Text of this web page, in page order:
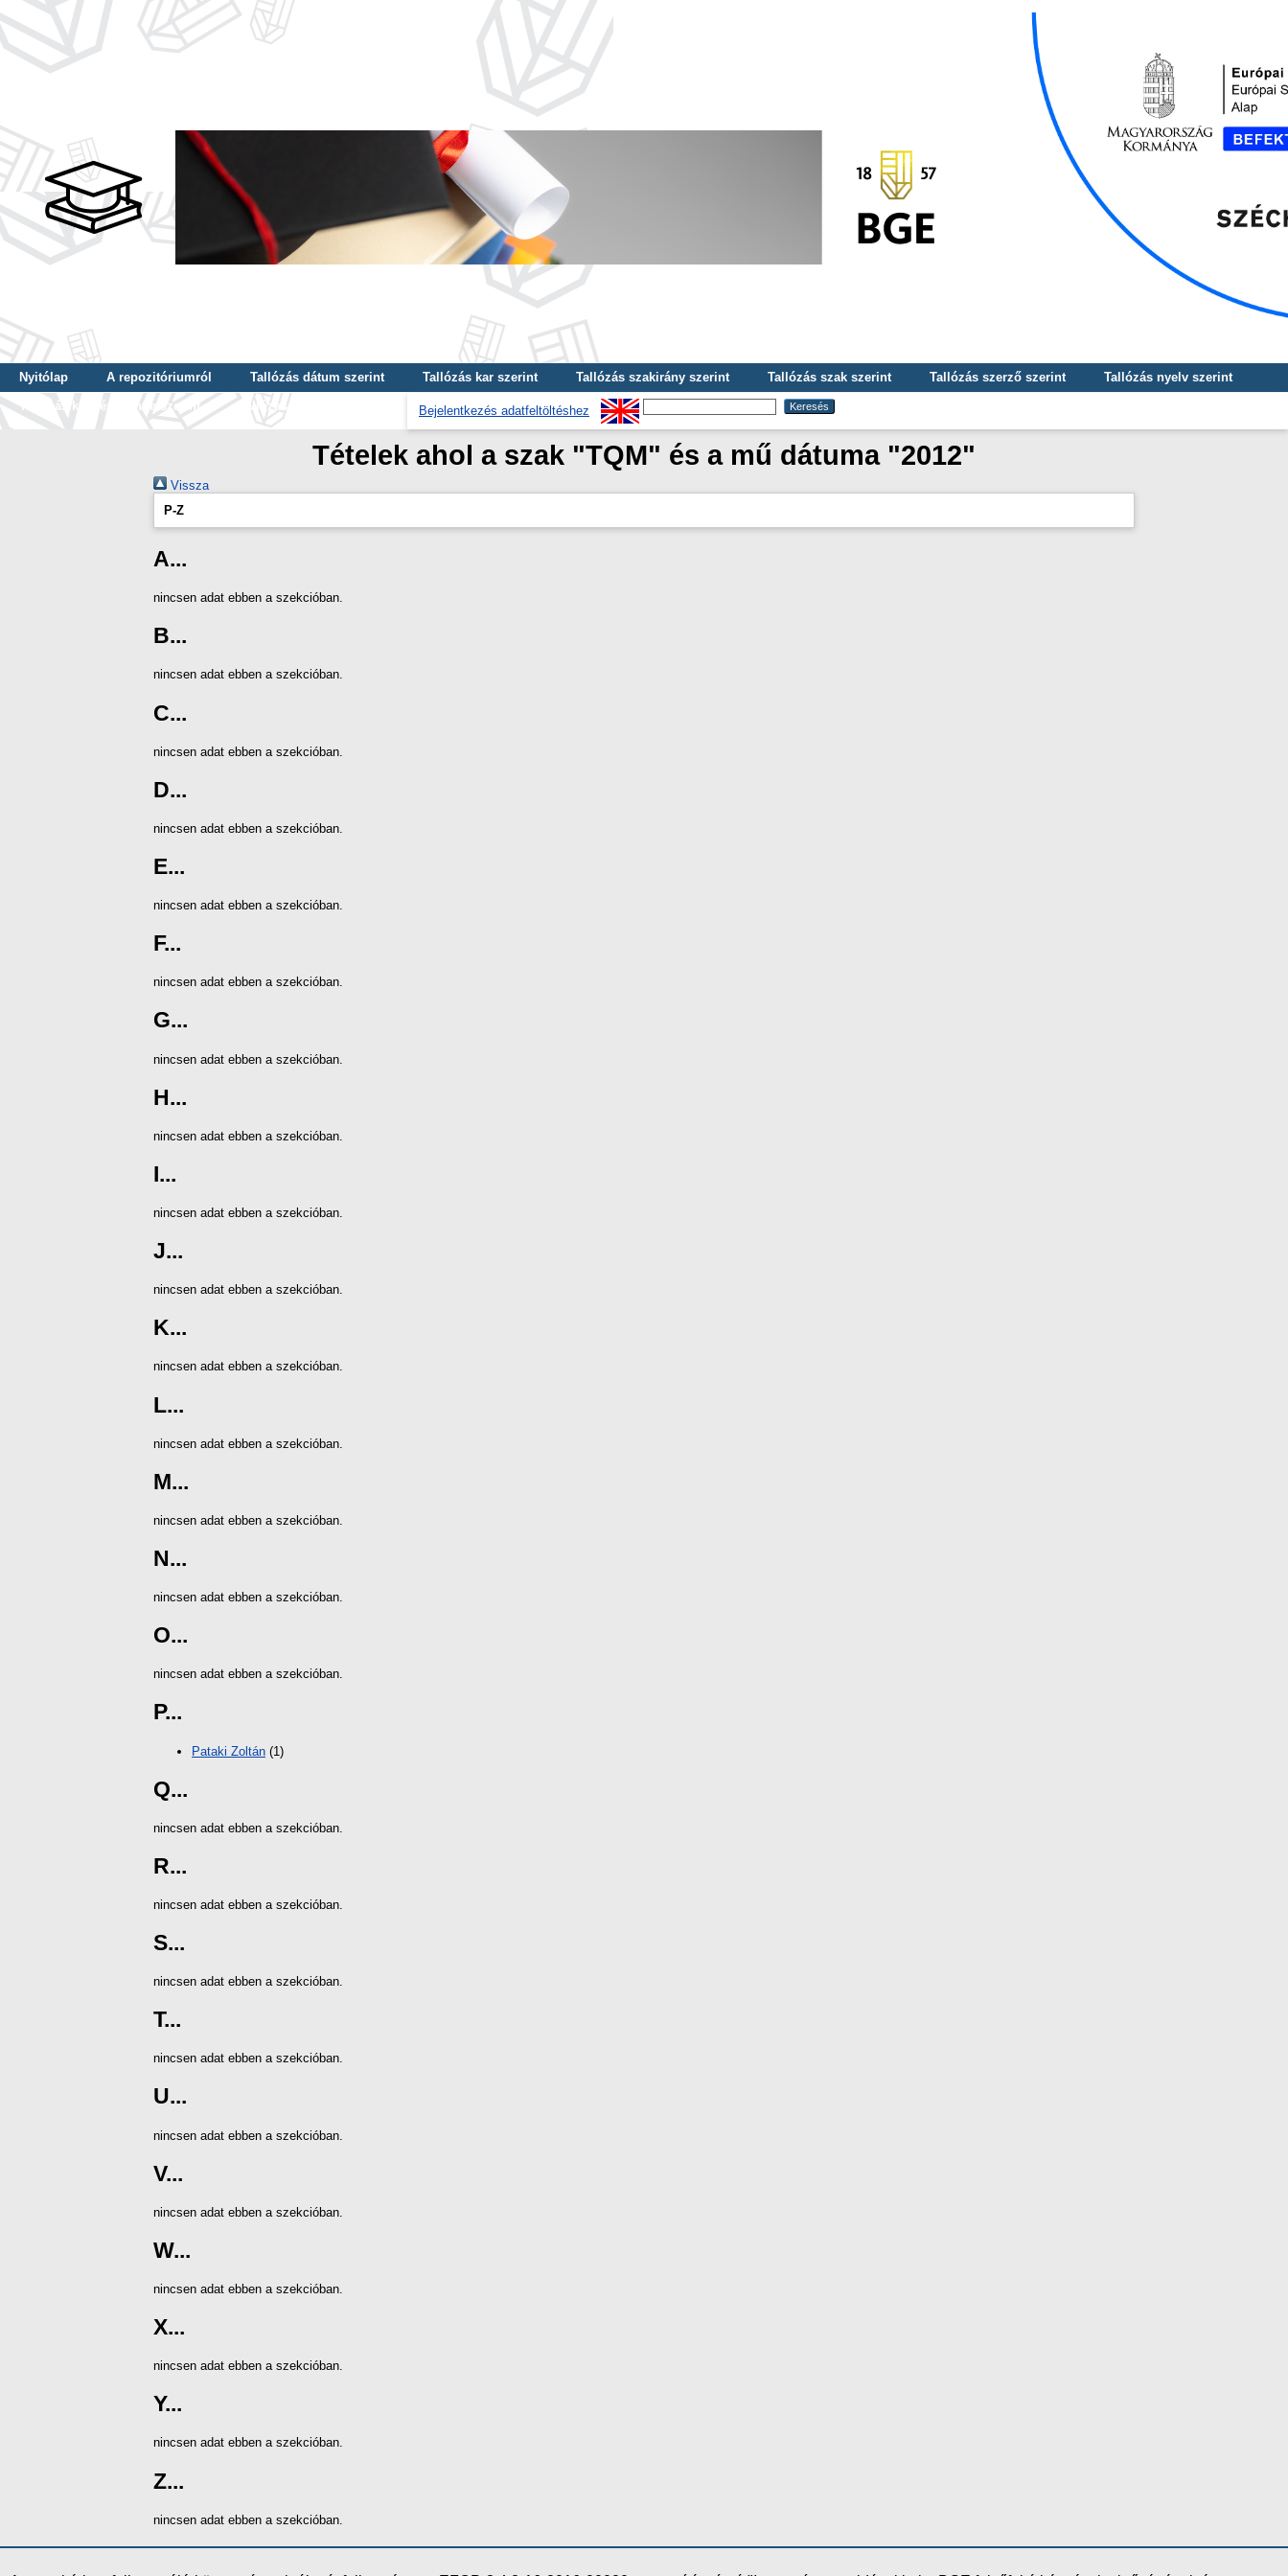
Nyitólap A repozitóriumról Tallózás dátum szerint Tallózás kar szerint Tallózás szakirány szerint Tallózás szak szerint Tallózás szerző szerint
Tallózás nyelv szerint
Tallózás képzés szintje szerint
Tallózás kulcsszó szerint Bejelentkezés adatfeltöltéshez
Tételek ahol a szak "TQM" és a mű dátuma "2012"
Vissza
P-Z
A...
nincsen adat ebben a szekcióban.
B...
nincsen adat ebben a szekcióban.
C...
nincsen adat ebben a szekcióban.
D...
nincsen adat ebben a szekcióban.
E...
nincsen adat ebben a szekcióban.
F...
nincsen adat ebben a szekcióban.
G...
nincsen adat ebben a szekcióban.
H...
nincsen adat ebben a szekcióban.
I...
nincsen adat ebben a szekcióban.
J...
nincsen adat ebben a szekcióban.
K...
nincsen adat ebben a szekcióban.
L...
nincsen adat ebben a szekcióban.
M...
nincsen adat ebben a szekcióban.
N...
nincsen adat ebben a szekcióban.
O...
nincsen adat ebben a szekcióban.
P...
Pataki Zoltán (1)
Q...
nincsen adat ebben a szekcióban.
R...
nincsen adat ebben a szekcióban.
S...
nincsen adat ebben a szekcióban.
T...
nincsen adat ebben a szekcióban.
U...
nincsen adat ebben a szekcióban.
V...
nincsen adat ebben a szekcióban.
W...
nincsen adat ebben a szekcióban.
X...
nincsen adat ebben a szekcióban.
Y...
nincsen adat ebben a szekcióban.
Z...
nincsen adat ebben a szekcióban.